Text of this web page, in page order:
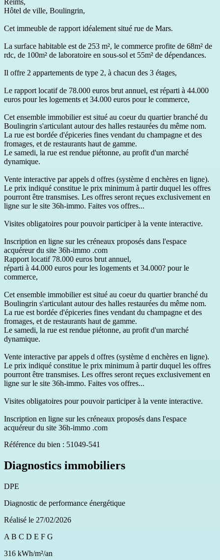
Hôtel de ville, Boulingrin,
Cet immeuble de rapport idéalement situé rue de Mars.
La surface habitable est de 253 m², le commerce profite de 68m² de
rdc, de 100m² de laboratoire en sous-sol et 55m² de dépendances.
Il offre 2 appartements de type 2, à chacun des 3 étages,
Le rapport locatif de 78.000 euros brut annuel, est réparti à 44.000
euros pour les logements et 34.000 euros pour le commerce,
Cet ensemble immobilier est situé au coeur du quartier branché du
Boulingrin s'articulant autour des halles restaurées du même nom.
La rue est bordée d'épiceries fines vendant du champagne et des
fromages, et de restaurants haut de gamme.
Le samedi, la rue est rendue piétonne, au profit d'un marché
dynamique.
Vente interactive par appels d offres (système d enchères en ligne).
Le prix indiqué constitue le prix minimum à partir duquel les offres
pourront être transmises. Les offres seront reçues exclusivement en
ligne sur le site 36h-immo. Faites vos offres...
Visites obligatoires pour pouvoir participer à la vente interactive.
Inscription en ligne sur les créneaux proposés dans l'espace
acquéreur du site 36h-immo .com
Rapport locatif 78.000 euros brut annuel,
réparti à 44.000 euros pour les logements et 34.000? pour le
commerce,
Cet ensemble immobilier est situé au coeur du quartier branché du
Boulingrin s'articulant autour des halles restaurées du même nom.
La rue est bordée d'épiceries fines vendant du champagne et des
fromages, et de restaurants haut de gamme.
Le samedi, la rue est rendue piétonne, au profit d'un marché
dynamique.
Vente interactive par appels d offres (système d enchères en ligne).
Le prix indiqué constitue le prix minimum à partir duquel les offres
pourront être transmises. Les offres seront reçues exclusivement en
ligne sur le site 36h-immo. Faites vos offres...
Visites obligatoires pour pouvoir participer à la vente interactive.
Inscription en ligne sur les créneaux proposés dans l'espace
acquéreur du site 36h-immo .com
Référence du bien : 51049-541
Diagnostics immobiliers
DPE
Diagnostic de performance énergétique
Réalisé le 27/02/2026
A B C D E F G
316 kWh/m²/an